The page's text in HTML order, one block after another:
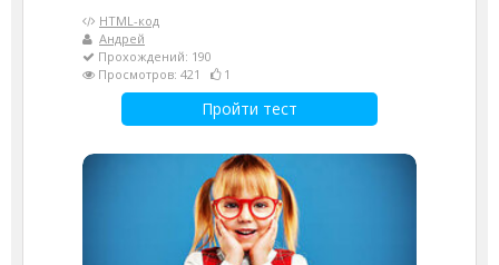
HTML-код
Андрей
Прохождений: 190
Просмотров: 421
1
Пройти тест